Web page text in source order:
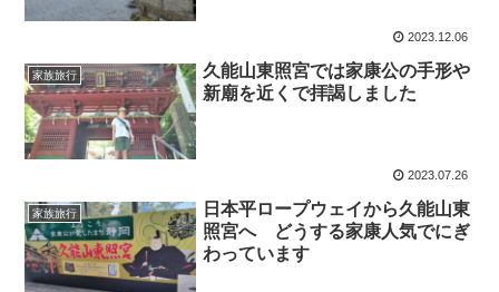
2023.12.06
家族旅行
久能山東照宮では家康公の手形や
新廟を近くで拝謁しました
2023.07.26
家族旅行
日本平ロープウェイから久能山東
照宮へ どうする家康人気でにぎ
わっています